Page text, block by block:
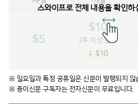
스와이프로 전체 내용을 확인하
$5
$10
2주 이상 절약
↓ $10
※ 일요일과 특정 공휴일은 신문이 발행되지 않
※ 종이신문 구독자는 전자신문이 무료입니다.